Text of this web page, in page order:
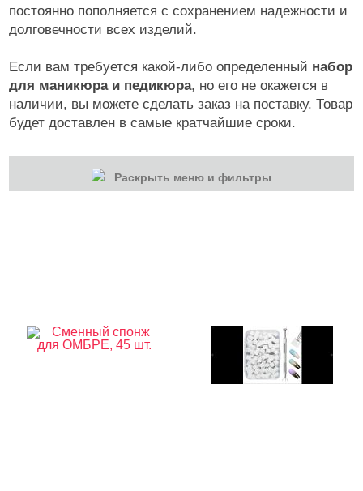
постоянно пополняется с сохранением надежности и
долговечности всех изделий.
Если вам требуется какой-либо определенный набор
для маникюра и педикюра, но его не окажется в
наличии, вы можете сделать заказ на поставку. Товар
будет доставлен в самые кратчайшие сроки.
Раскрыть меню и фильтры
Распродажа